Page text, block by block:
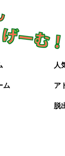
人
ム ア
脱